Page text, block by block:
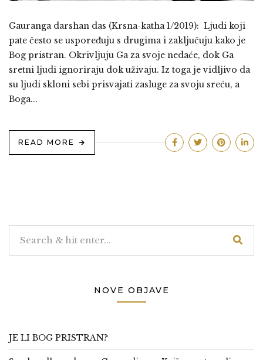
Gauranga darshan das (Krsna-katha 1/2019): Ljudi koji
pate često se uspoređuju s drugima i zaključuju kako je
Bog pristran. Okrivljuju Ga za svoje nedaće, dok Ga
sretni ljudi ignoriraju dok uživaju. Iz toga je vidljivo da
su ljudi skloni sebi prisvajati zasluge za svoju sreću, a
Boga...
READ MORE
NOVE OBJAVE
JE LI BOG PRISTRAN?